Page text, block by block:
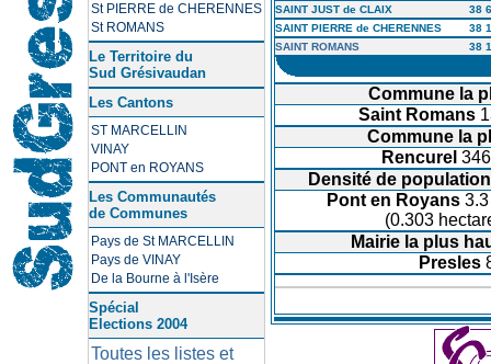
St PIERRE de CHERENNES
St ROMANS
Le Territoire du
Sud Grésivaudan
Les Cantons
ST MARCELLIN
VINAY
PONT en ROYANS
Les Communautés
de Communes
Pays de St MARCELLIN
Pays de VINAY
De la Bourne à l'Isère
Spécial
Elections 2004
Toutes les listes et
SAINT JUST de CLAIX
38
SAINT PIERRE de CHERENNES
38
SAINT ROMANS
38
Commune la
Saint Romans
Commune la
Rencurel
Densité de
Pont en Royans
(0.303
Mairie la plus
Presles